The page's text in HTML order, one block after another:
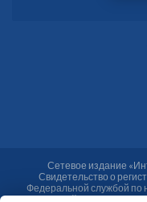
Сетевое издание
Свидетельство о
Федеральной службой по
технологий и массовых